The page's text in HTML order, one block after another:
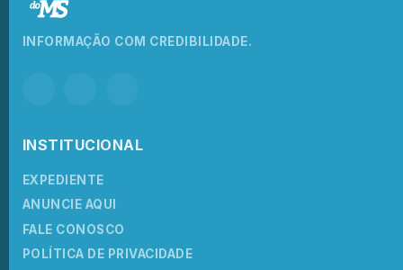
INFORMAÇÃO COM CREDIBILIDADE.
INSTITUCIONAL
EXPEDIENTE
ANUNCIE AQUI
FALE CONOSCO
POLÍTICA DE PRIVACIDADE